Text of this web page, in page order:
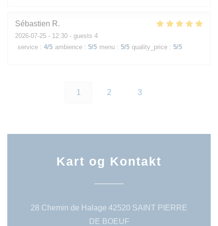
Sébastien R
2026-07-25 - 12:30 - guests 4
service : 4/5 ambience : 5/5 menu : 5/5 quality_price : 5/5
1 2 3
Kart og Kontakt
28 Chemin de Halage 42520 SAINT PIERRE
DE BOEUF((åpner i et nytt vindu))